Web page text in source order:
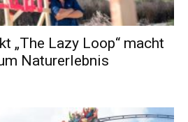
„The Lazy Loop“ macht
Naturerlebnis